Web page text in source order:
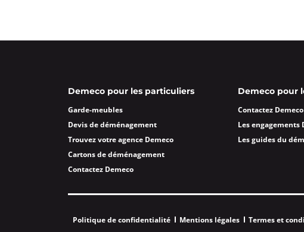
Un devis ?
4,4 5 avis
Ouvre à 09:00
Plus
Demeco pour les particuliers
Garde-meubles
Devis de déménagement
Trouvez votre agence Demeco
Cartons de déménagement
Contactez Demeco
Demeco pour
Contactez
Les engagements
Les guides du
Politique de confidentialité Mentions légales Termes et